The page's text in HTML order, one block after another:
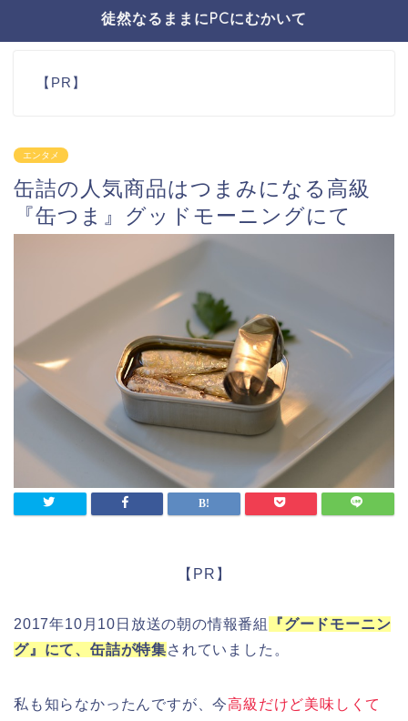
徒然なるままにPCにむかいて
【PR】
エンタメ
缶詰の人気商品はつまみになる高級
『缶つま』グッドモーニングにて
【PR】
2017年10月10日放送の朝の情報番組
『グードモーニン
グ』にて、缶詰が特集されていました。
私も知らなかったんですが、今高級だけど美味しくて